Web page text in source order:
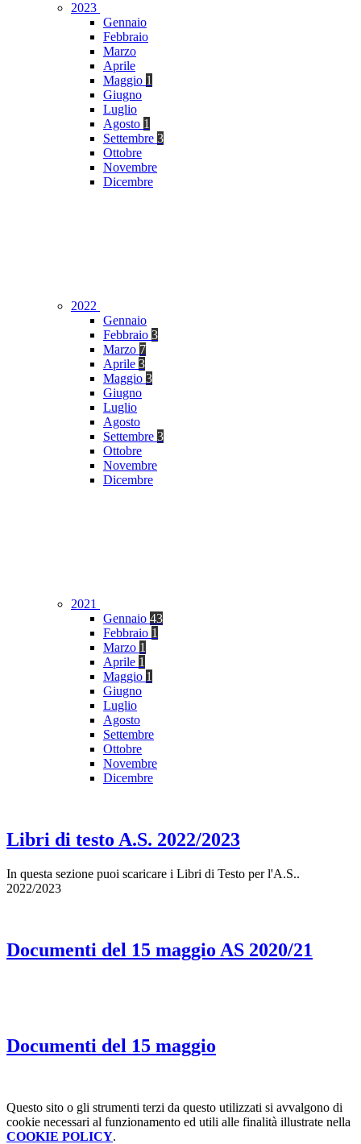
2023
Gennaio
Febbraio
Marzo
Aprile
Maggio 1
Giugno
Luglio
Agosto 1
Settembre 3
Ottobre
Novembre
Dicembre
2022
Gennaio
Febbraio 3
Marzo 7
Aprile 3
Maggio 3
Giugno
Luglio
Agosto
Settembre 3
Ottobre
Novembre
Dicembre
2021
Gennaio 43
Febbraio 1
Marzo 1
Aprile 1
Maggio 1
Giugno
Luglio
Agosto
Settembre
Ottobre
Novembre
Dicembre
Libri di testo A.S. 2022/2023
In questa sezione puoi scaricare i Libri di Testo per l'A.S..
2022/2023
Documenti del 15 maggio AS 2020/21
Documenti del 15 maggio
Questo sito o gli strumenti terzi da questo utilizzati si avvalgono di
cookie necessari al funzionamento ed utili alle finalità illustrate nella
COOKIE POLICY.